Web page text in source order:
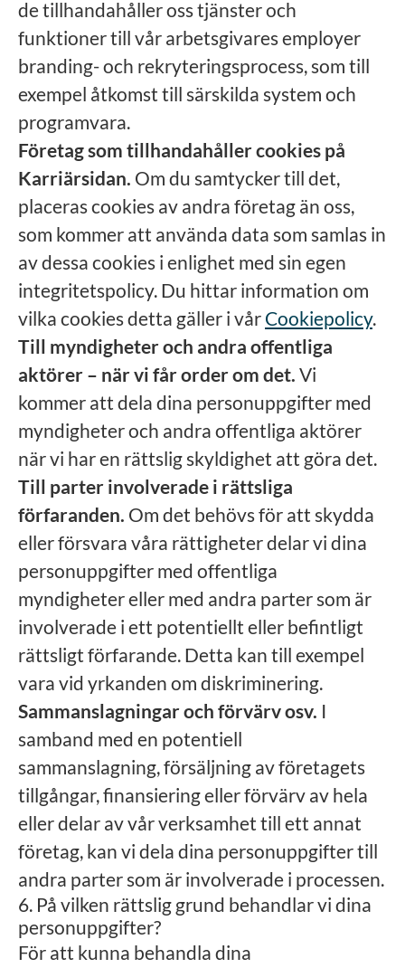
de tillhandahåller oss tjänster och
funktioner till vår arbetsgivares employer
branding- och rekryteringsprocess, som till
exempel åtkomst till särskilda system och
programvara.
Företag som tillhandahåller cookies på
Karriärsidan. Om du samtycker till det,
placeras cookies av andra företag än oss,
som kommer att använda data som samlas in
av dessa cookies i enlighet med sin egen
integritetspolicy. Du hittar information om
vilka cookies detta gäller i vår Cookiepolicy.
Till myndigheter och andra offentliga
aktörer – när vi får order om det. Vi
kommer att dela dina personuppgifter med
myndigheter och andra offentliga aktörer
när vi har en rättslig skyldighet att göra det.
Till parter involverade i rättsliga
förfaranden. Om det behövs för att skydda
eller försvara våra rättigheter delar vi dina
personuppgifter med offentliga
myndigheter eller med andra parter som är
involverade i ett potentiellt eller befintligt
rättsligt förfarande. Detta kan till exempel
vara vid yrkanden om diskriminering.
Sammanslagningar och förvärv osv. I
samband med en potentiell
sammanslagning, försäljning av företagets
tillgångar, finansiering eller förvärv av hela
eller delar av vår verksamhet till ett annat
företag, kan vi dela dina personuppgifter till
andra parter som är involverade i processen.
6. På vilken rättslig grund behandlar vi dina
personuppgifter?
För att kunna behandla dina